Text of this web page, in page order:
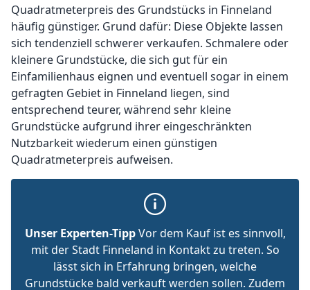
Quadratmeterpreis des Grundstücks in Finneland
häufig günstiger. Grund dafür: Diese Objekte lassen
sich tendenziell schwerer verkaufen. Schmalere oder
kleinere Grundstücke, die sich gut für ein
Einfamilienhaus eignen und eventuell sogar in einem
gefragten Gebiet in Finneland liegen, sind
entsprechend teurer, während sehr kleine
Grundstücke aufgrund ihrer eingeschränkten
Nutzbarkeit wiederum einen günstigen
Quadratmeterpreis aufweisen.
Unser Experten-TippVor dem Kauf ist es sinnvoll,
mit der Stadt Finneland in Kontakt zu treten. So
lässt sich in Erfahrung bringen, welche
Grundstücke bald verkauft werden sollen. Zudem